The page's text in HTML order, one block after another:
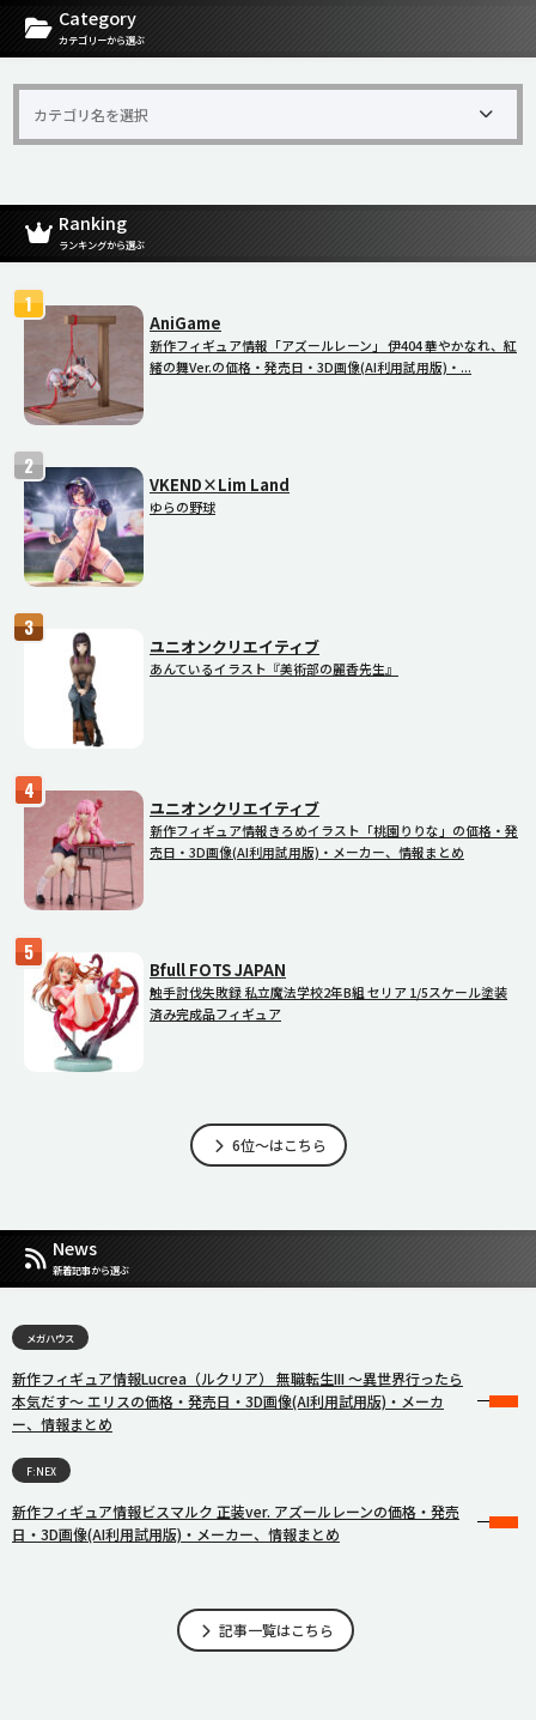
Category
カテゴリーから選ぶ
Ranking
ランキングから選ぶ
AniGame
新作フィギュア情報「アズールレーン」 伊404 華やかなれ、紅
緒の舞Ver.の価格・発売日・3D画像(AI利用試用版)・...
VKEND×Lim Land
ゆらの野球
ユニオンクリエイティブ
あんているイラスト『美術部の麗香先生』
ユニオンクリエイティブ
新作フィギュア情報きろめイラスト「桃園りりな」の価格・発
売日・3D画像(AI利用試用版)・メーカー、情報まとめ
Bfull FOTS JAPAN
触手討伐失敗録 私立魔法学校2年B組 セリア 1/5スケール塗装
済み完成品フィギュア
6位～はこちら
News
新着記事から選ぶ
メガハウス
新作フィギュア情報Lucrea（ルクリア） 無職転生III 〜異世界行ったら
本気だす〜 エリスの価格・発売日・3D画像(AI利用試用版)・メーカ
ー、情報まとめ
F:NEX
新作フィギュア情報ビスマルク 正装ver. アズールレーンの価格・発売
日・3D画像(AI利用試用版)・メーカー、情報まとめ
記事一覧はこちら